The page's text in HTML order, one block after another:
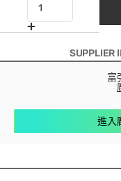
SUPPLIER
富
進入